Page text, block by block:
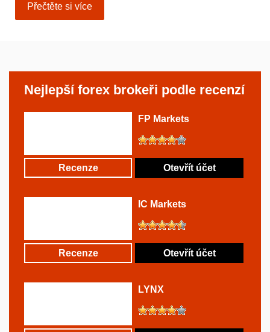
Přečtěte si více
Nejlepší forex brokeři podle recenzí
FP Markets
Recenze Otevřít účet
IC Markets
Recenze Otevřít účet
LYNX